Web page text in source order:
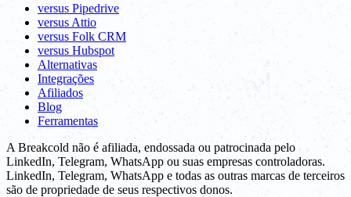
versus Pipedrive
versus Attio
versus Folk CRM
versus Hubspot
Alternativas
Integrações
Afiliados
Blog
Ferramentas
A Breakcold não é afiliada, endossada ou patrocinada pelo
LinkedIn, Telegram, WhatsApp ou suas empresas controladoras.
LinkedIn, Telegram, WhatsApp e todas as outras marcas de terceiros
são de propriedade de seus respectivos donos.